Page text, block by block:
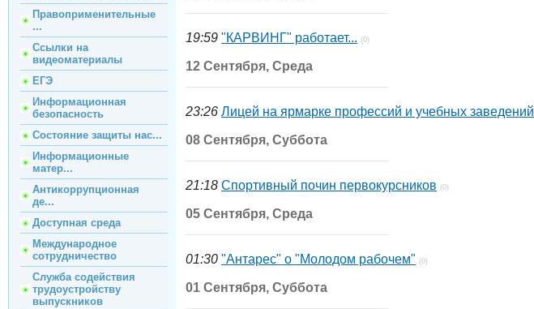
Правоприменительные
...
Ссылки на
видеоматериалы
ЕГЭ
Информационная
безопасность
Состояние защиты нас...
Информационные
матер...
Антикоррупционная
де...
Доступная среда
Международное
сотрудничество
Служба содействия
трудоустройству
выпускников
19:59 "КАРВИНГ" работает... (0)
12 Сентября, Среда
23:26 Лицей на ярмарке профессий и учебных заведений
08 Сентября, Суббота
21:18 Спортивный почин первокурсников (0)
05 Сентября, Среда
01:30 "Антарес" о "Молодом рабочем" (0)
01 Сентября, Суббота